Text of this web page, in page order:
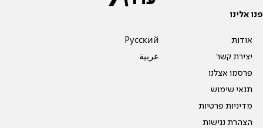
פנו אלינו
אודות
יצירת קשר
פרסמו אצלנו
תנאי שימוש
מדיניות פרטיות
הצהרת נגישות
Pусский
عربية